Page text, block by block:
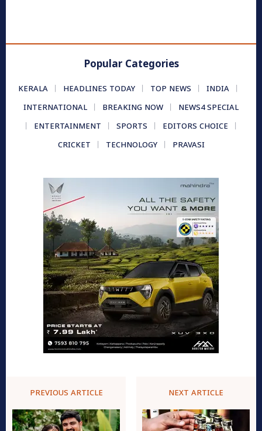
Popular Categories
KERALA HEADLINES TODAY TOP NEWS
INDIA
INTERNATIONAL
BREAKING NOW
NEWS4 SPECIAL
ENTERTAINMENT
SPORTS
EDITORS CHOICE
CRICKET
TECHNOLOGY PRAVASI
PREVIOUS ARTICLE NEXT ARTICLE